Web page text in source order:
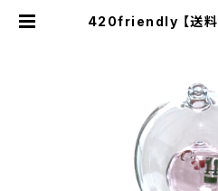
420friendly 【送料